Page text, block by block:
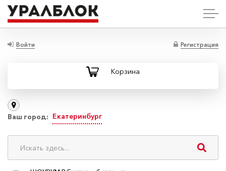
Войти Регистрация
Корзина
Ваш город: Екатеринбург